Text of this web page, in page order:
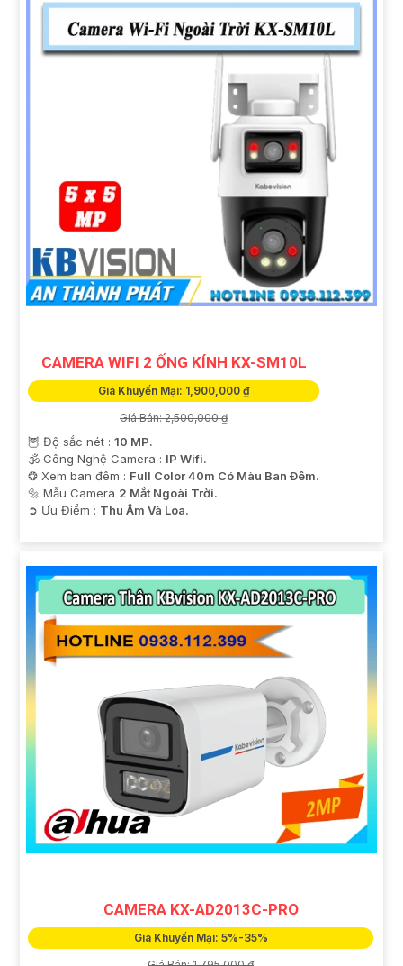
CAMERA WIFI 2 ỐNG KÍNH KX-SM10L
Giá Khuyến Mại: 1,900,000 ₫
Giá Bán: 2,500,000 ₫
🦉 Độ sắc nét : 10 MP.
🕉️ Công Nghệ Camera : IP Wifi.
❂ Xem ban đêm : Full Color 40m Có Màu Ban Ðêm.
🔩 Mẫu Camera 2 Mắt Ngoài Trời.
️➲ Ưu Điểm : Thu Âm Và Loa.
CAMERA KX-AD2013C-PRO
Giá Khuyến Mại: 5%-35%